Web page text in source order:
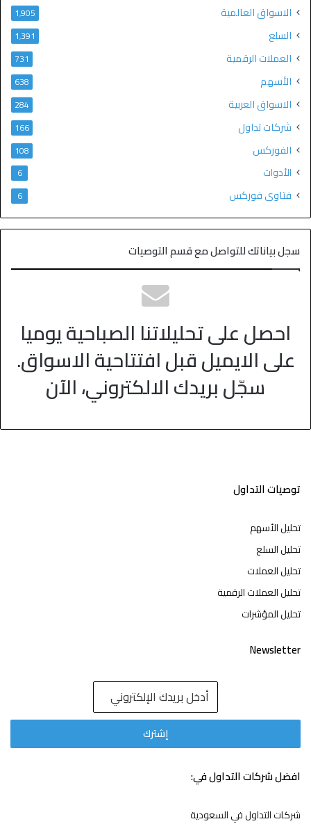
الاسواق العالمية 1٬905
السلع 1٬391
العملات الرقمية 731
الأسهم 638
الاسواق العربية 284
شركات تداول 166
الفوركس 108
الأدوات 6
فتاوى فوركس 6
سجل بياناتك للتواصل مع قسم التوصيات
احصل على تحليلاتنا الصباحية يوميا
على الايميل قبل افتتاحية الاسواق.
سجّل بريدك الالكتروني، الآن
توصيات التداول
تحليل الأسهم
تحليل السلع
تحليل العملات
تحليل العملات الرقمية
تحليل المؤشرات
Newsletter
افضل شركات التداول في:
شركات التداول في السعودية